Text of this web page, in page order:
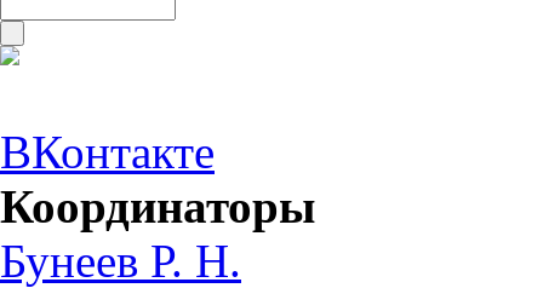
ВКонтакте
Координаторы
Бунеев Р. Н.